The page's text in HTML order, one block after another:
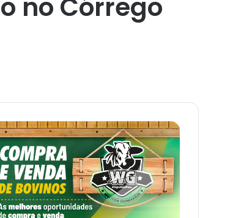
no Córrego